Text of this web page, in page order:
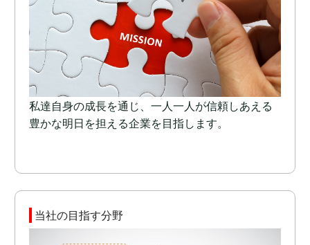
私達自身の成長を通じ、一人一人が信頼しあえる
豊かな明日を担える企業を目指します。
当社の目指す分野